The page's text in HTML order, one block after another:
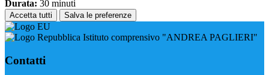
Durata: 30 minuti
Accetta tutti Salva le preferenze
Istituto comprensivo "ANDREA PAGLIERI"
Contatti